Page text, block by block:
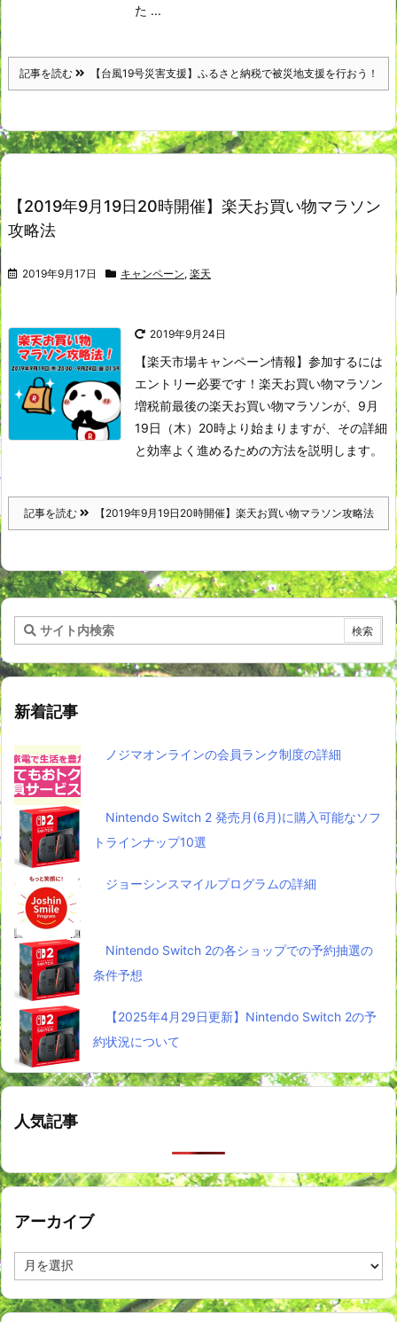
た ...
記事を読む 【台風19号災害支援】ふるさと納税で被災地支援を行おう！
【2019年9月19日20時開催】楽天お買い物マラソン
攻略法
2019年9月17日 キャンペーン, 楽天
2019年9月24日
【楽天市場キャンペーン情報】参加するには
エントリー必要です！​ 楽天お買い物マラソン
増税前最後の楽天お買い物マラソンが、9月
19日（木）20時より始まりますが、その詳細
と効率よく進めるための方法を説明します。
記事を読む 【2019年9月19日20時開催】楽天お買い物マラソン攻略法
新着記事
ノジマオンラインの会員ランク制度の詳細
Nintendo Switch 2 発売月(6月)に購入可能なソフ
トラインナップ10選
ジョーシンスマイルプログラムの詳細
Nintendo Switch 2の各ショップでの予約抽選の
条件予想
【2025年4月29日更新】Nintendo Switch 2の予
約状況について
人気記事
アーカイブ
ー
イ